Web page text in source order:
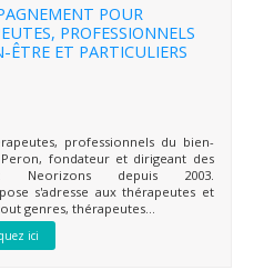
POUR
PROFESSIONNELS
ÊTRE ET PARTICULIERS
professionnels du bien-
fondateur et dirigeant des
Neorizons depuis 2003.
s'adresse aux thérapeutes et
genres, thérapeutes...
ici